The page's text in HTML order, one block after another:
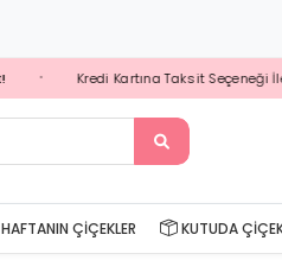
Kredi Kartına Taksit Seçeneği İle
HAFTANIN ÇIÇEKLER KUTUDA